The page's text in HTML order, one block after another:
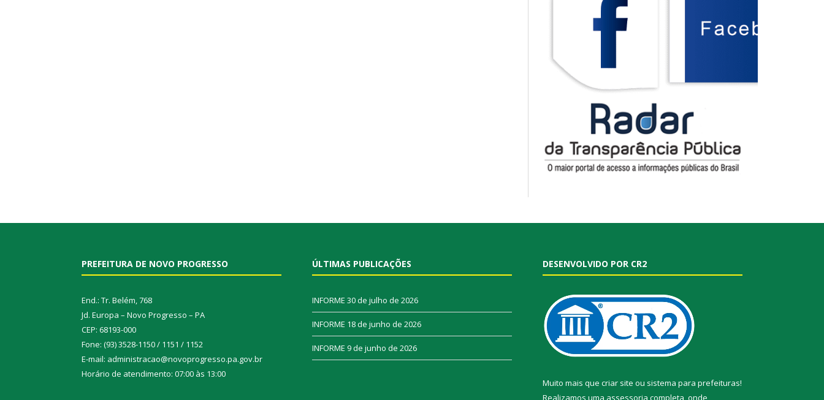
PREFEITURA DE NOVO PROGRESSO
End.: Tr. Belém, 768
Jd. Europa – Novo Progresso – PA
CEP: 68193-000
Fone: (93) 3528-1150 / 1151 / 1152
E-mail: administracao@novoprogresso.pa.gov.br
Horário de atendimento: 07:00 às 13:00
ÚLTIMAS PUBLICAÇÕES
INFORME 30 de julho de 2026
INFORME 18 de junho de 2026
INFORME 9 de junho de 2026
DESENVOLVIDO POR CR2
Muito mais que criar site ou sistema para prefeituras!
Realizamos uma assessoria completa, onde